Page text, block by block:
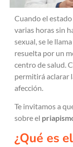
Cuando el
varias horas sin
sexual, se le llama
resuelta por un
centro de salud.
permitirá aclarar
afección.
Te invitamos a
sobre el
¿Qué es